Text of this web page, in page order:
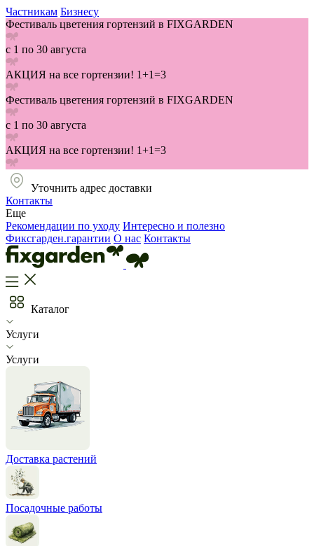
Частникам Бизнесу
Фестиваль цветения гортензий в FIXGARDEN
с 1 по 30 августа
АКЦИЯ на все гортензии! 1+1=3
Фестиваль цветения гортензий в FIXGARDEN
с 1 по 30 августа
АКЦИЯ на все гортензии! 1+1=3
Уточнить адрес доставки
Контакты
Еще
Рекомендации по уходу Интересно и полезно
Фиксгарден.гарантии О нас Контакты
Каталог
Услуги
Услуги
Доставка растений
Посадочные работы